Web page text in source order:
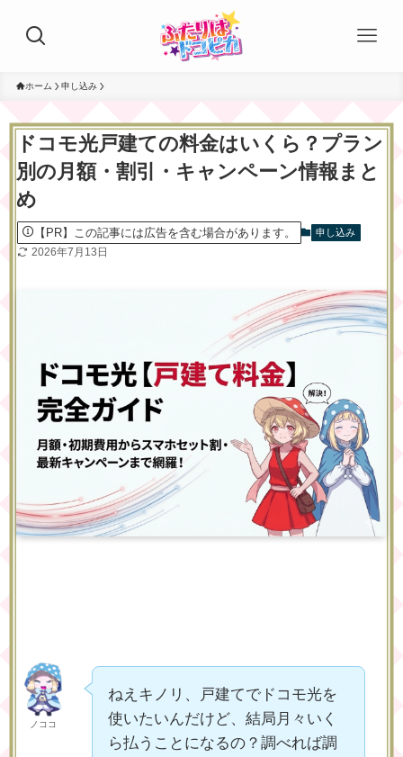
ホーム 申し込み
ドコモ光戸建ての料金はいくら？プラン
別の月額・割引・キャンペーン情報まと
め
【PR】この記事には広告を含む場合があります。 申し込み
2026年7月13日
ノココ
ねえキノリ、戸建てでドコモ光を
使いたいんだけど、結局月々いく
ら払うことになるの？調べれば調